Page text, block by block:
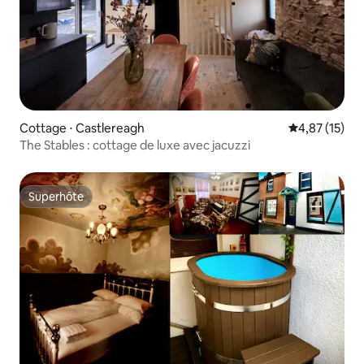
Cottage ⋅ Castlereagh Évaluation
4,87 (15)
The Stables : cottage de luxe avec jacuzzi
Superhôte
Superhôte